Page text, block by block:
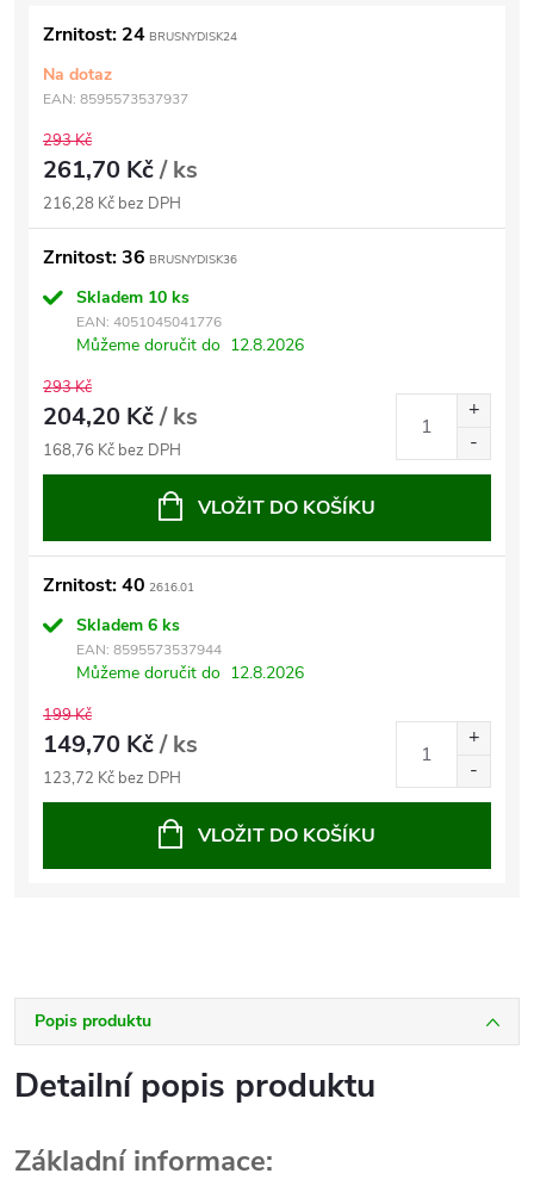
Zrnitost: 24 BRUSNYDISK24
Na dotaz
EAN: 8595573537937
293 Kč
261,70 Kč/ ks
216,28 Kč bez DPH
Zrnitost: 36 BRUSNYDISK36
Skladem 10 ks
EAN: 4051045041776
Můžeme doručit do 12.8.2026
293 Kč
204,20 Kč/ ks
168,76 Kč bez DPH
VLOŽIT DO KOŠÍKU
Zrnitost: 40 2616.01
Skladem 6 ks
EAN: 8595573537944
Můžeme doručit do 12.8.2026
199 Kč
149,70 Kč/ ks
123,72 Kč bez DPH
VLOŽIT DO KOŠÍKU
Popis produktu
Detailní popis produktu
Základní informace: